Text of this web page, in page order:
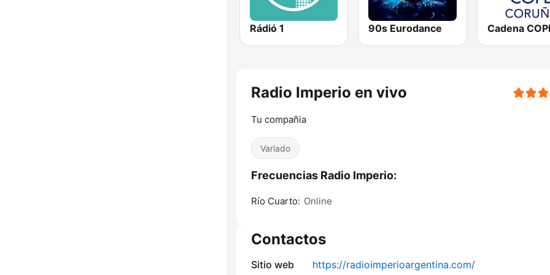
Rádió 1 90s Eurodance
Radio Imperio en vivo
Tu compañia
Variado
Frecuencias Radio Imperio:
Río Cuarto: Online
Contactos
Sitio web https://radioimperioargentina.com/